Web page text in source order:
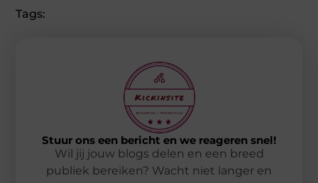
Tags:
Stuur ons een bericht en we reageren snel!
Wil jij jouw blogs delen en een breed
publiek bereiken? Wacht niet langer en